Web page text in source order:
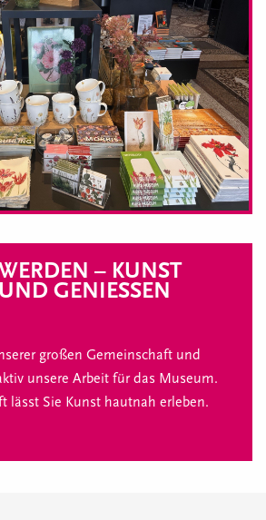
– KUNST
GENIESSEN
großen Gemeinschaft und
unsere Arbeit für das Museum.
lässt Sie Kunst hautnah erleben.